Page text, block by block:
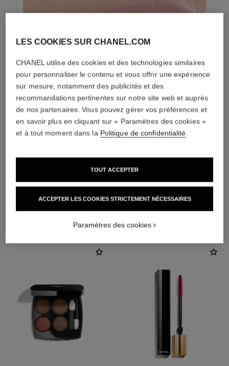
L'ACCORD PARFAIT
LES COOKIES SUR CHANEL.COM
CHANEL utilise des cookies et des technologies similaires
pour personnaliser le contenu et vous offrir une expérience
sur mesure, notamment des publicités et des
recommandations pertinentes sur notre site web et auprès
de nos partenaires. Vous pouvez gérer vos préférences et
en savoir plus en cliquant sur « Paramètres des cookies »
et à tout moment dans la Politique de confidentialité
ACCEPTER LES COOKIES STRICTEMENT NÉCESSAIRES
TOUT ACCEPTER
Paramètres des cookies